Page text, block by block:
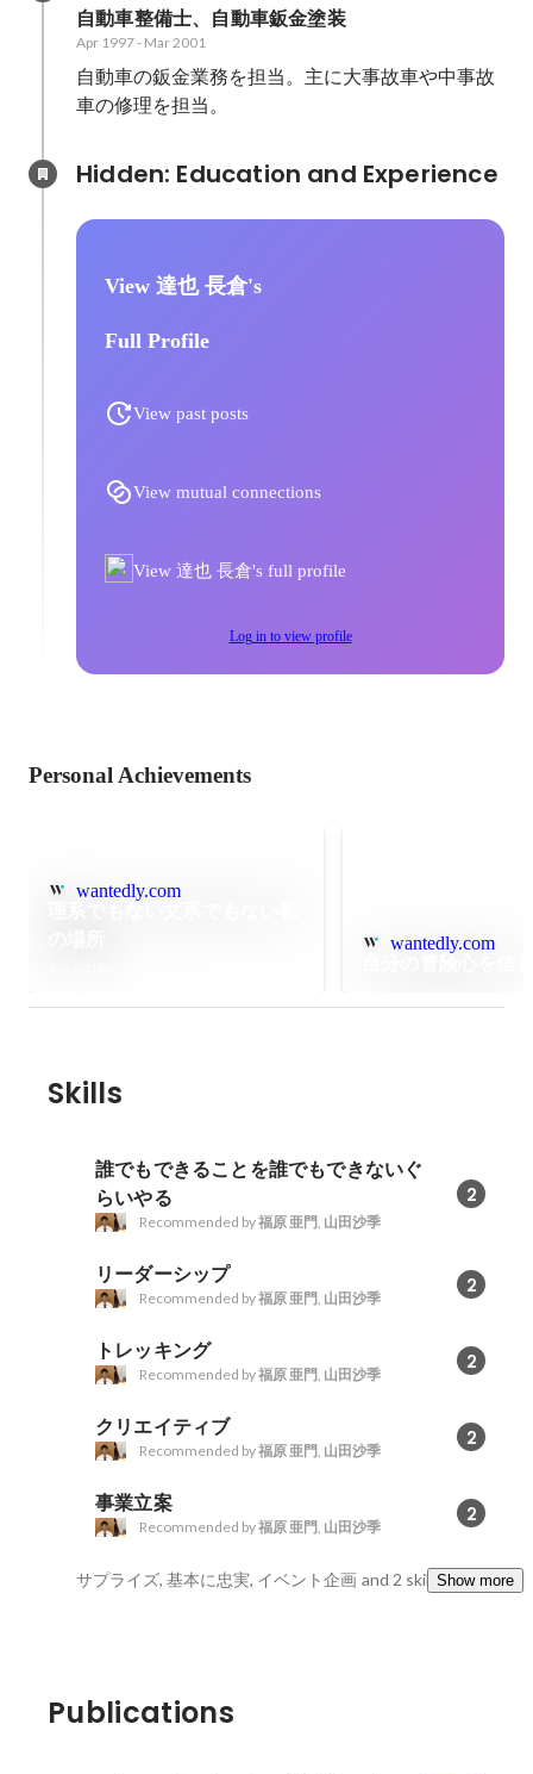
自動車整備士、自動車鈑金塗装
Apr 1997- Mar 2001
自動車の鈑金業務を担当。主に大事故車や中事故
車の修理を担当。
View 達也 長倉's
Full Profile
View past posts
View mutual connections
View 達也 長倉's full profile
Log in to view profile
Personal Achievements
wantedly.com
wantedly.com
Skills
誰でもできることを誰でもできないぐ
らいやる
2
Recommended by福原 亜門, 山田沙季
リーダーシップ 2
Recommended by福原 亜門, 山田沙季
トレッキング 2
Recommended by福原 亜門, 山田沙季
クリエイティブ 2
Recommended by福原 亜門, 山田沙季
事業立案 2
Recommended by福原 亜門, 山田沙季
サプライズ, 基本に忠実, イベント企画 and 2 skillsShow more
Publications